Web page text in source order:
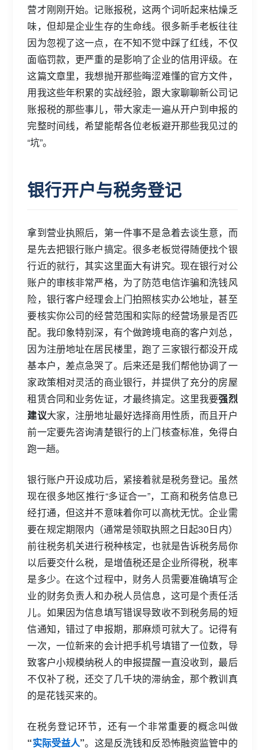
营才刚刚开始。记账报税，这两个词听起来枯燥乏
味，但却是企业生存的生命线。很多新手老板往往
因为忽视了这一点，在不知不觉中踩了红线，不仅
面临罚款，更严重的是影响了企业的信用评级。在
这篇文章里，我想抛开那些晦涩难懂的官方文件，
用我这些年积累的实战经验，跟大家聊聊新公司记
账报税的那些事儿，带大家走一遍从开户到申报的
完整时间线，希望能帮各位老板避开那些我见过的
“坑”。
银行开户与税务登记
拿到营业执照后，第一件事不是急着去谈生意，而
是先去把银行账户搞定。很多老板觉得随便找个银
行近的就行，其实这里面大有讲究。现在银行对公
账户的审核非常严格，为了防范电信诈骗和洗钱风
险，银行客户经理会上门拍照核实办公地址，甚至
要核实你公司的经营范围和实际的经营场景是否匹
配。我印象特别深，有个做跨境电商的客户刘总，
因为注册地址在居民楼里，跑了三家银行都没开成
基本户，差点急哭了。后来还是我们帮他协调了一
家政策相对灵活的商业银行，并提供了充分的房屋
租赁合同和业务佐证，才最终搞定。这里我要强烈
建议大家，注册地址最好选择商用性质，而且开户
前一定要先咨询清楚银行的上门核查标准，免得白
跑一趟。
银行账户开设成功后，紧接着就是税务登记。虽然
现在很多地区推行“多证合一”，工商和税务信息已
经打通，但这并不意味着你可以高枕无忧。企业需
要在规定期限内（通常是领取执照之日起30日内）
前往税务机关进行税种核定，也就是告诉税务局你
以后要交什么税，是增值税还是企业所得税，税率
是多少。在这个过程中，财务人员需要准确填写企
业的财务负责人和办税人员信息，这可是个责任活
儿。如果因为信息填写错误导致收不到税务局的短
信通知，错过了申报期，那麻烦可就大了。记得有
一次，一位新来的会计把手机号填错了一位数，导
致客户小规模纳税人的申报提醒一直没收到，最后
不仅补了税，还交了几千块的滞纳金，那个教训真
的是花钱买来的。
在税务登记环节，还有一个非常重要的概念叫做
“实际受益人”。这是反洗钱和反恐怖融资监管中的